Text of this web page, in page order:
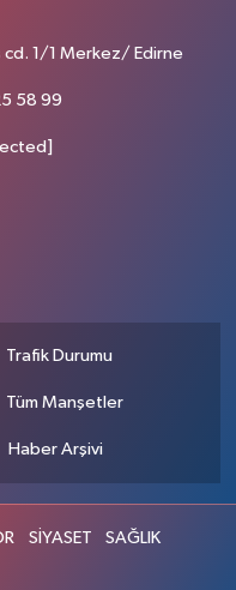
cd. 1/1 Merkez/ Edirne
58 99
Trafik Durumu
Tüm Manşetler
Haber Arşivi
SİYASET SAĞLIK